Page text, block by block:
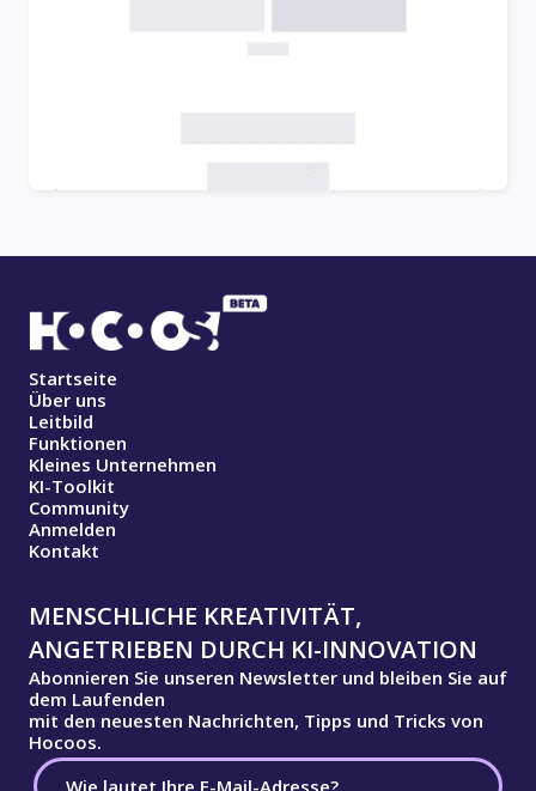
Startseite
Über uns
Leitbild
Funktionen
Kleines Unternehmen
KI-Toolkit
Community
Anmelden
Kontakt
MENSCHLICHE KREATIVITÄT,
ANGETRIEBEN DURCH KI-INNOVATION
Abonnieren Sie unseren Newsletter und bleiben Sie auf
dem Laufenden
mit den neuesten Nachrichten, Tipps und Tricks von
Hocoos.